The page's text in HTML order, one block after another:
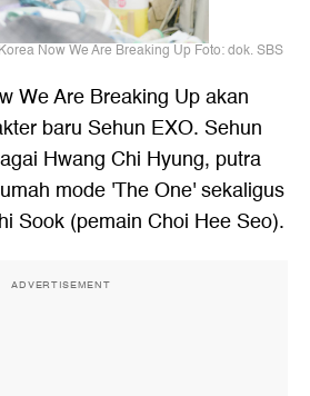
Now We Are Breaking Up Foto: dok. SBS
We Are Breaking Up akan
baru Sehun EXO. Sehun
Hwang Chi Hyung, putra
mode 'The One' sekaligus
Sook (pemain Choi Hee Seo).
ADVERTISEMENT